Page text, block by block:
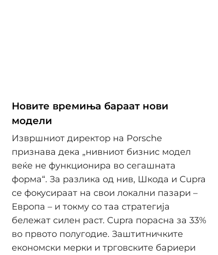
Новите времиња бараат нови
модели
Извршниот директор на Porsche
признава дека „нивниот бизнис модел
веќе не функционира во сегашната
форма“. За разлика од нив, Шкода и Cupra
се фокусираат на свои локални пазари –
Европа – и токму со таа стратегија
бележат силен раст. Cupra порасна за 33%
во првото полугодие. Заштитничките
економски мерки и трговските бариери